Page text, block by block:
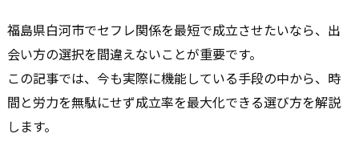
福島県白河市でセフレ関係を最短で成立させたいなら、出
会い方の選択を間違えないことが重要です。
この記事では、今も実際に機能している手段の中から、時
間と労力を無駄にせず成立率を最大化できる選び方を解説
します。